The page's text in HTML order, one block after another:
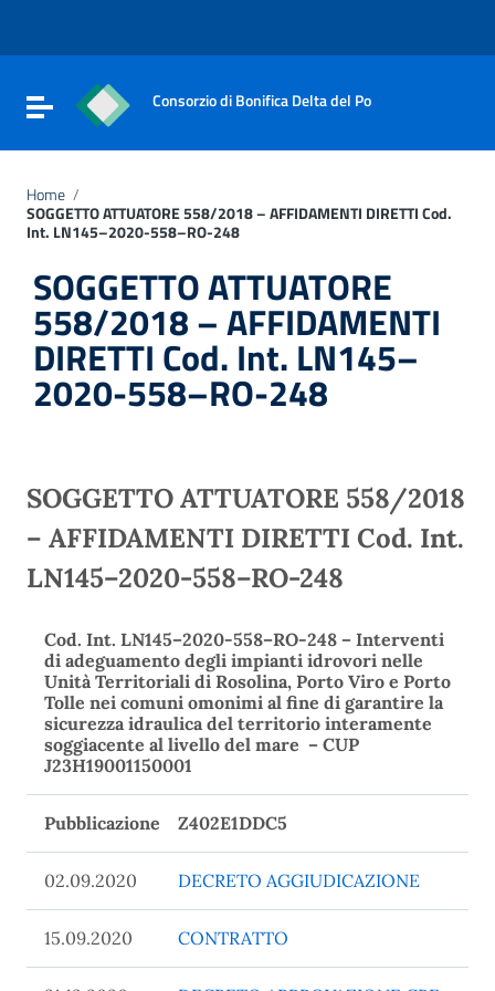
Vai al footer
Attiva / disattiva la navigazione
Consorzio di Bonifica Delta del Po
Home /
SOGGETTO ATTUATORE 558/2018 – AFFIDAMENTI DIRETTI Cod.
Int. LN145–2020-558–RO-248
SOGGETTO ATTUATORE
558/2018 – AFFIDAMENTI
DIRETTI Cod. Int. LN145–
2020-558–RO-248
SOGGETTO ATTUATORE 558/2018
– AFFIDAMENTI DIRETTI Cod. Int.
LN145–2020-558–RO-248
Cod. Int. LN145–2020-558–RO-248 – Interventi
di adeguamento degli impianti idrovori nelle
Unità Territoriali di Rosolina, Porto Viro e Porto
Tolle nei comuni omonimi al fine di garantire la
sicurezza idraulica del territorio interamente
soggiacente al livello del mare – CUP
J23H19001150001
Pubblicazione Z402E1DDC5
02.09.2020 DECRETO AGGIUDICAZIONE
15.09.2020 CONTRATTO